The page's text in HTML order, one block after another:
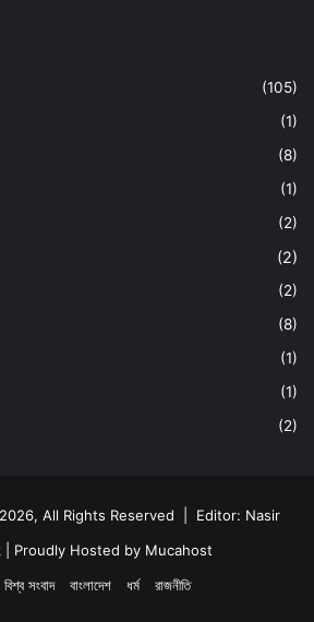
(105)
(1)
(8)
(1)
(2)
(2)
(2)
(8)
(1)
(1)
(2)
2026, All Rights Reserved | Editor: Nasir
| Proudly Hosted by Mucahost
বিশ্ব সংবাদ বাংলাদেশ ধর্ম রাজনীতি